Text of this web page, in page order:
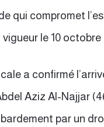
qui compromet
vigueur le 10 octobre
a confirmé
Aziz Al-Najjar
par un